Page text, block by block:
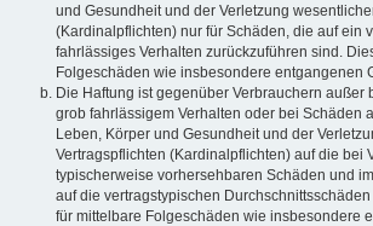
und Gesundheit und der Verletzung
(Kardinalpflichten) nur für Schäden, die auf ein
fahrlässiges Verhalten zurückzuführen sind.
Folgeschäden wie insbesondere entgangenen
Die Haftung ist gegenüber Verbrauchern außer
grob fahrlässigem Verhalten oder bei Schäden
Leben, Körper und Gesundheit und der
Vertragspflichten (Kardinalpflichten) auf die bei
typischerweise vorhersehbaren Schäden und
auf die vertragstypischen
für mittelbare Folgeschäden wie insbesondere